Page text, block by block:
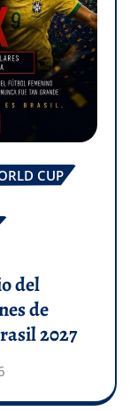
CUP
del
de
2027